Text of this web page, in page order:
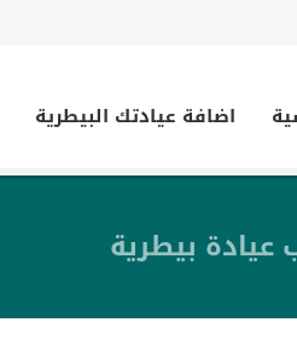
اضافة عيادتك البيطرية
بيطرية